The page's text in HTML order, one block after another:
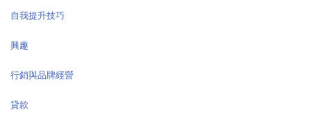
自我提升技巧
興趣
行銷與品牌經營
貸款